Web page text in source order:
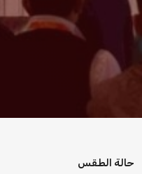
حالة الطقس